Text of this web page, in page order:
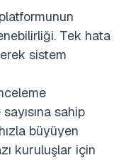
Tek hata
sistem
sahip
büyüyen
kuruluşlar için